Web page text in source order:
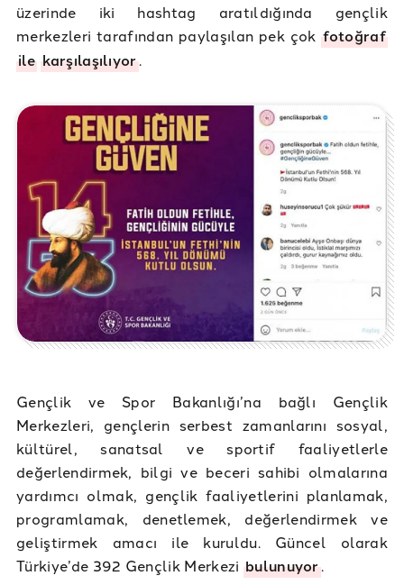
üzerinde iki hashtag aratıldığında gençlik
merkezleri tarafından paylaşılan pek çokfotoğraf
ile karşılaşılıyor.
Gençlik ve Spor Bakanlığı’na bağlı Gençlik
Merkezleri, gençlerin serbest zamanlarını sosyal,
kültürel, sanatsal ve sportif faaliyetlerle
değerlendirmek, bilgi ve beceri sahibi olmalarına
yardımcı olmak, gençlik faaliyetlerini planlamak,
programlamak, denetlemek, değerlendirmek ve
geliştirmek amacı ile kuruldu. Güncel olarak
Türkiye’de 392 Gençlik Merkezi bulunuyor.